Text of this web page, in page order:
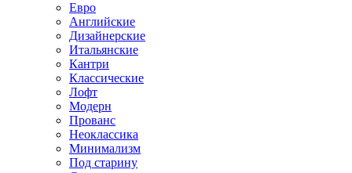
Евро
Английские
Дизайнерские
Итальянские
Кантри
Классические
Лофт
Модерн
Прованс
Неоклассика
Минимализм
Под старину